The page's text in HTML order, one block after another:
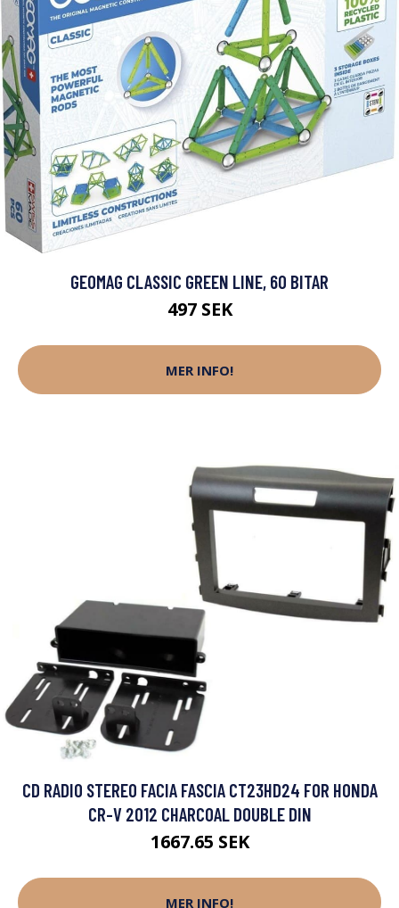
GEOMAG CLASSIC GREEN LINE, 60 BITAR
497 SEK
MER INFO!
CD RADIO STEREO FACIA FASCIA CT23HD24 FOR HONDA
CR-V 2012 CHARCOAL DOUBLE DIN
1667.65 SEK
MER INFO!